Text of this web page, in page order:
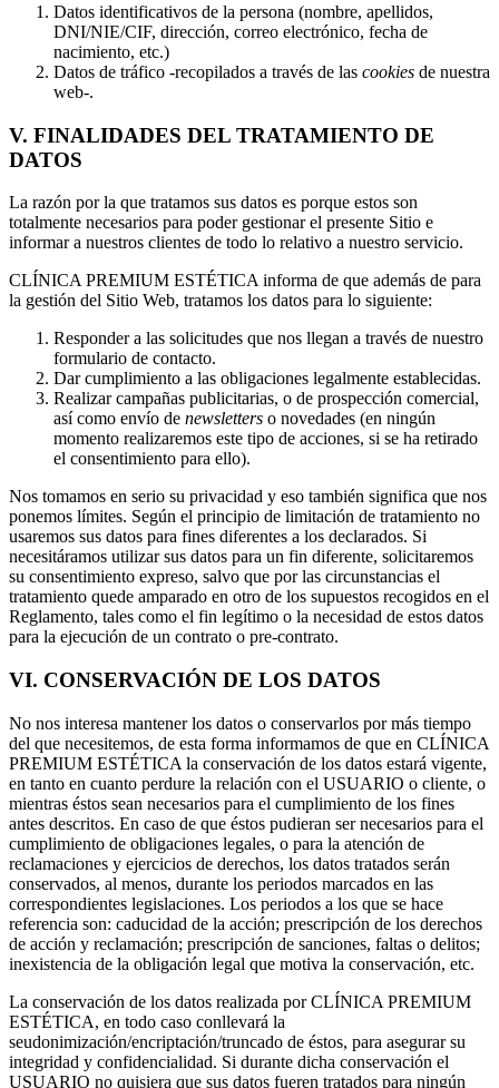
Datos identificativos de la persona (nombre, apellidos,
DNI/NIE/CIF, dirección, correo electrónico, fecha de
nacimiento, etc.)
Datos de tráfico -recopilados a través de las cookies de nuestra
web-.
V. FINALIDADES DEL TRATAMIENTO DE
DATOS
La razón por la que tratamos sus datos es porque estos son
totalmente necesarios para poder gestionar el presente Sitio e
informar a nuestros clientes de todo lo relativo a nuestro servicio.
CLÍNICA PREMIUM ESTÉTICA informa de que además de para
la gestión del Sitio Web, tratamos los datos para lo siguiente:
Responder a las solicitudes que nos llegan a través de nuestro
formulario de contacto.
Dar cumplimiento a las obligaciones legalmente establecidas.
Realizar campañas publicitarias, o de prospección comercial,
así como envío de newsletters o novedades (en ningún
momento realizaremos este tipo de acciones, si se ha retirado
el consentimiento para ello).
Nos tomamos en serio su privacidad y eso también significa que nos
ponemos límites. Según el principio de limitación de tratamiento no
usaremos sus datos para fines diferentes a los declarados. Si
necesitáramos utilizar sus datos para un fin diferente, solicitaremos
su consentimiento expreso, salvo que por las circunstancias el
tratamiento quede amparado en otro de los supuestos recogidos en el
Reglamento, tales como el fin legítimo o la necesidad de estos datos
para la ejecución de un contrato o pre-contrato.
VI. CONSERVACIÓN DE LOS DATOS
No nos interesa mantener los datos o conservarlos por más tiempo
del que necesitemos, de esta forma informamos de que en CLÍNICA
PREMIUM ESTÉTICA la conservación de los datos estará vigente,
en tanto en cuanto perdure la relación con el USUARIO o cliente, o
mientras éstos sean necesarios para el cumplimiento de los fines
antes descritos. En caso de que éstos pudieran ser necesarios para el
cumplimiento de obligaciones legales, o para la atención de
reclamaciones y ejercicios de derechos, los datos tratados serán
conservados, al menos, durante los periodos marcados en las
correspondientes legislaciones. Los periodos a los que se hace
referencia son: caducidad de la acción; prescripción de los derechos
de acción y reclamación; prescripción de sanciones, faltas o delitos;
inexistencia de la obligación legal que motiva la conservación, etc.
La conservación de los datos realizada por CLÍNICA PREMIUM
ESTÉTICA, en todo caso conllevará la
seudonimización/encriptación/truncado de éstos, para asegurar su
integridad y confidencialidad. Si durante dicha conservación el
USUARIO no quisiera que sus datos fueren tratados para ningún